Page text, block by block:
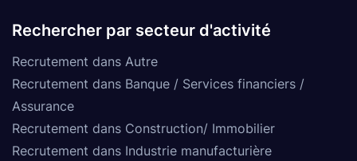
Rechercher par secteur d'activité
Recrutement dans Autre
Recrutement dans Banque / Services financiers /
Assurance
Recrutement dans Construction/ Immobilier
Recrutement dans Industrie manufacturière